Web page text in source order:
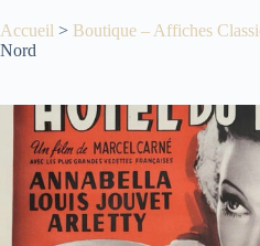
Accueil > Boutique – Affiches
Nord